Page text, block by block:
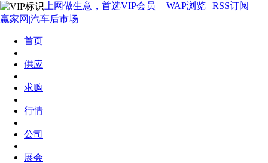
上网做生意，首选VIP会员 | | WAP浏览 | RSS订阅
赢家网|汽车后市场
首页
|
供应
|
求购
|
行情
|
公司
|
展会